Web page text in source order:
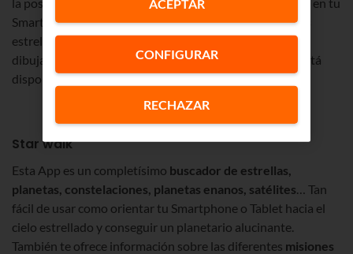
Smartphone para seguir aprendiendo sobre el cielo y las
estrellas. Y, cómo no, también te enseña a identificar y a
dibujar las diferentes
constelaciones. Esta aplicación está
disponible paraAndroidy paraiOS.
Star walk
Esta App es un completísimo buscador de estrellas,
planetas, constelaciones, planetas enanos, satélites… Tan
fácil de usar como orientar tu Smartphone o Tablet hacia el
cielo estrellado y conseguir un planetario alucinante.
También te ofrece información sobre las diferentes misiones
CONFIGURAR
RECHAZAR
ACEPTAR